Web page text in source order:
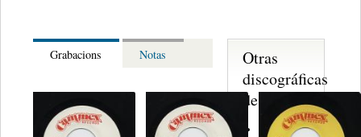
Grabacions Notas
Otras
discográficas
de nota ...
Sonido